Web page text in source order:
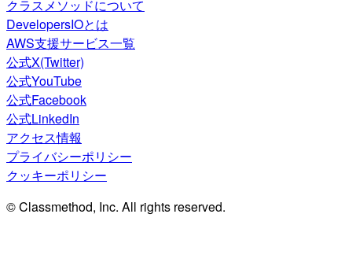
クラスメソッドについて
DevelopersIOとは
AWS支援サービス一覧
公式X(Twitter)
公式YouTube
公式Facebook
公式LinkedIn
アクセス情報
プライバシーポリシー
クッキーポリシー
© Classmethod, Inc. All rights reserved.